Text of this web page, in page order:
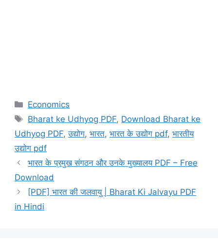
Categories
Economics
Tags
Bharat ke Udhyog PDF, Download Bharat ke
Udhyog PDF,उद्योग, भारत, भारत के उद्योग pdf, भारतीय
उद्योग pdf
भारत के प्रमुख संगठन और उनके मुख्यालय PDF – Free
Download
[PDF] भारत की जलवायु | Bharat Ki Jalvayu PDF
in Hindi